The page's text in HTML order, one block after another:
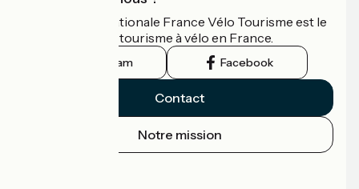
L'association nationale France Vélo Tourisme est le
guide officiel du tourisme à vélo en France.
Instagram Facebook
Contact
Notre mission